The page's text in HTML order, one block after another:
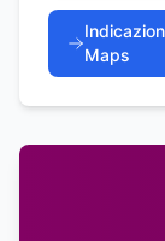
Maps